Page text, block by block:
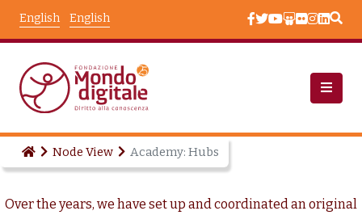
English
English
Node View Academy: Hubs
Over the years, we have set up and coordinated an original